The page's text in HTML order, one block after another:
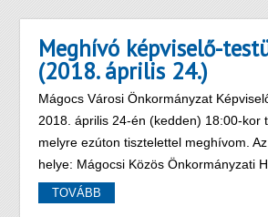
Meghívó képviselő-
(2018. április 24.)
Mágocs Városi Önkormányzat
2018. április 24-én (kedden) 18:00-kor
melyre ezúton tisztelettel meghívom.
helye: Mágocsi Közös Önkormányzati
TOVÁBB